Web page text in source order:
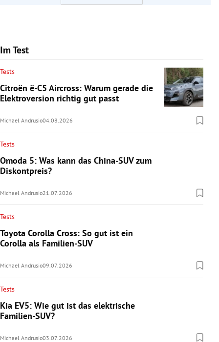
Im Test
Tests
Citroën ë-C5 Aircross: Warum gerade die
Elektroversion richtig gut passt
Michael Andrusio04.08.2026
Tests
Omoda 5: Was kann das China-SUV zum
Diskontpreis?
Michael Andrusio21.07.2026
Tests
Toyota Corolla Cross: So gut ist ein
Corolla als Familien-SUV
Michael Andrusio09.07.2026
Tests
Kia EV5: Wie gut ist das elektrische
Familien-SUV?
Michael Andrusio03.07.2026